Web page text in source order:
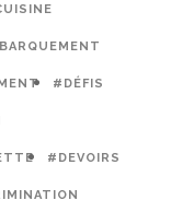
#DÉFIS
#DEVOIRS